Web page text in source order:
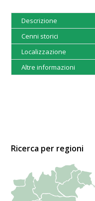
Descrizione
Cenni storici
Localizzazione
Altre informazioni
Ricerca per regioni